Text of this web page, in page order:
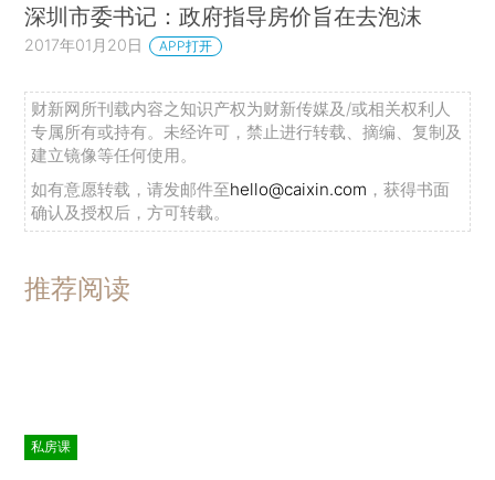
深圳市委书记：政府指导房价旨在去泡沫
2017年01月20日 APP打开
财新网所刊载内容之知识产权为财新传媒及/或相关权利人
专属所有或持有。未经许可，禁止进行转载、摘编、复制及
建立镜像等任何使用。
如有意愿转载，请发邮件至hello@caixin.com ，获得书面
确认及授权后，方可转载。
推荐阅读
私房课